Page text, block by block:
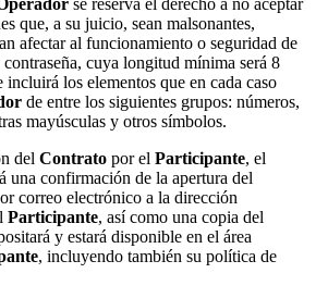
se reserva el derecho a no aceptar
que, a su juicio, sean malsonantes,
afectar al funcionamiento o seguridad de
cuya longitud mínima será 8
incluirá los elementos que en cada caso
de entre los siguientes grupos: números,
mayúsculas y otros símbolos.
del Contratopor el Participante, el
una confirmación de la apertura del
correo electrónico a la dirección
Participante, así como una copia del
y estará disponible en el área
, incluyendo también su política de